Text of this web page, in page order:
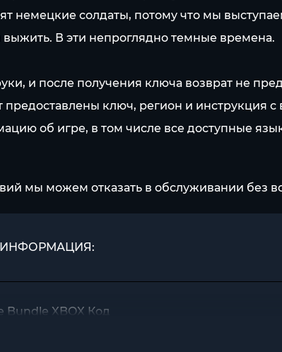
немецкие солдаты, потому что мы
В эти непроглядно темные времена.
и после получения ключа возврат не
предоставлены ключ, регион и инструкция
об игре, в том числе все доступные
мы можем отказать в обслуживании без
XBOX Код